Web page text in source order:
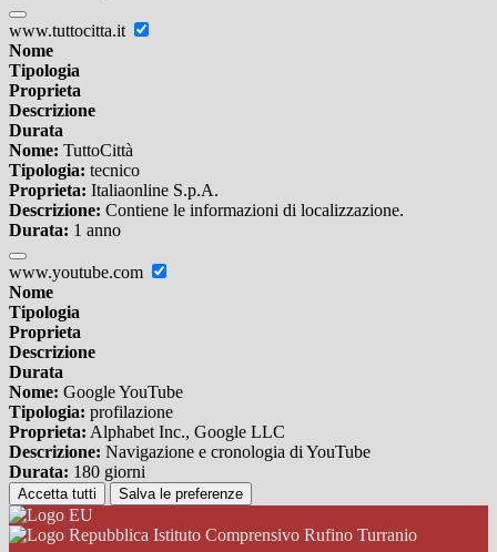
www.tuttocitta.it
Nome
Tipologia
Proprieta
Descrizione
Durata
Nome: TuttoCittà
Tipologia: tecnico
Proprieta: Italiaonline S.p.A.
Descrizione: Contiene le informazioni di localizzazione.
Durata: 1 anno
www.youtube.com
Nome
Tipologia
Proprieta
Descrizione
Durata
Nome: Google YouTube
Tipologia: profilazione
Proprieta: Alphabet Inc., Google LLC
Descrizione: Navigazione e cronologia di YouTube
Durata: 180 giorni
Accetta tutti Salva le preferenze
Istituto Comprensivo Rufino Turranio